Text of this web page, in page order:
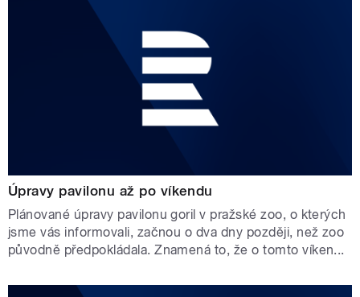
Úpravy pavilonu až po víkendu
Plánované úpravy pavilonu goril v pražské zoo, o kterých
jsme vás informovali, začnou o dva dny později, než zoo
původně předpokládala. Znamená to, že o tomto víken...